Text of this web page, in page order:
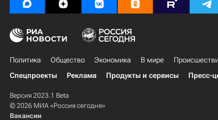
Политика Общество Экономика В мире
Спецпроекты
Реклама Продукты и сервисы Пресс-
Версия 2023.1 Beta
© 2026 МИА «Россия сегодня»
Вакансии